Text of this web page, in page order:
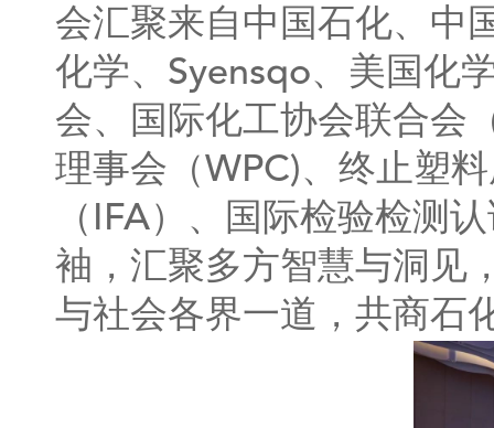
会汇聚来自中国石化、中
化学、Syensqo、美国化
会、国际化工协会联合会
理事会（WPC)、终止塑
（IFA）、国际检验检测
袖，汇聚多方智慧与洞见
与社会各界一道，共商石